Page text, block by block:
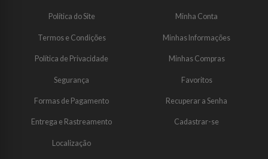
Política do Site
Termos e Condições
Política de Privacidade
Segurança
Formas de Pagamento
Entrega e Rastreamento
Localização
Minha Conta
Minhas Informações
Minhas Compras
Favoritos
Recuperar a Senha
Cadastrar-se